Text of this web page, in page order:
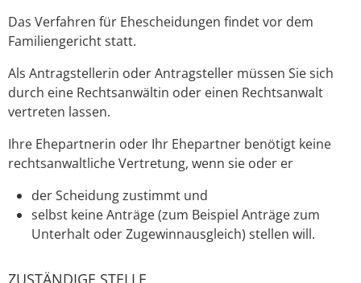
Das Verfahren für Ehescheidungen findet vor dem
Familiengericht statt.
Als Antragstellerin oder Antragsteller müssen Sie sich
durch eine Rechtsanwältin oder einen Rechtsanwalt
vertreten lassen.
Ihre Ehepartnerin oder Ihr Ehepartner benötigt keine
rechtsanwaltliche Vertretung, wenn sie oder er
der Scheidung zustimmt und
selbst keine Anträge(zum Beispiel Anträge zum
Unterhalt oder Zugewinnausgleich) stellen will.
ZUSTÄNDIGE STELLE